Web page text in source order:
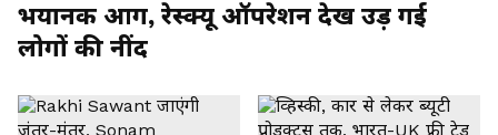
भयानक आग, रेस्क्यू ऑपरेशन देख उड़ गई
लोगों की नींद